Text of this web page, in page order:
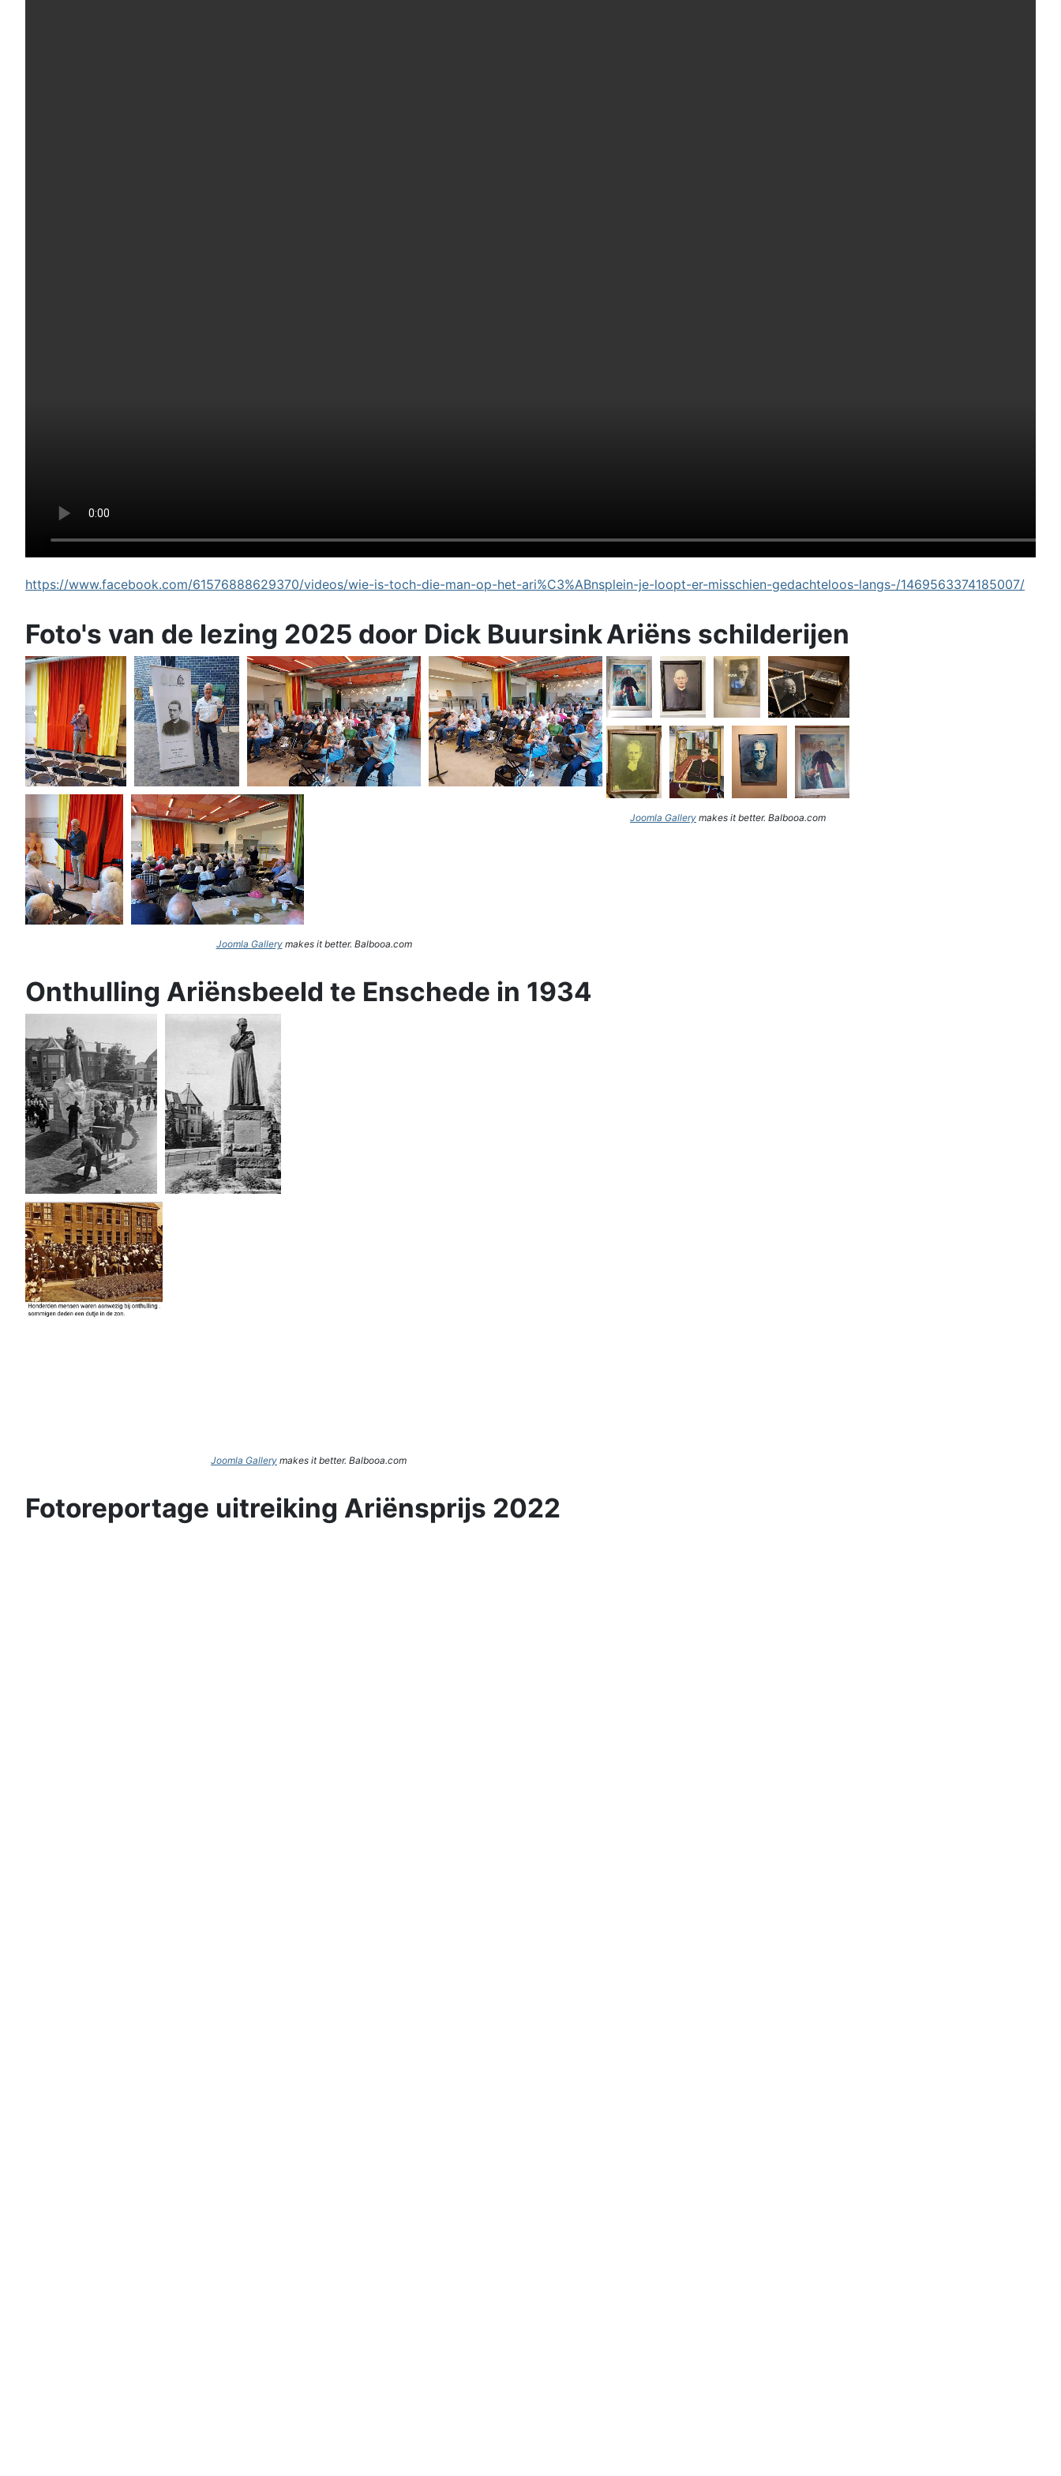
https://www.facebook.com/61576888629370/videos/wie-is-toch-die-man-op-het-ari%C3%ABnsplein-je-loopt-er-misschien-gedachteloos-langs-/1469563374185007/
Foto's van de lezing 2025 door Dick Buursink
Joomla Gallerymakes it better. Balbooa.com
Ariëns schilderijen
Joomla Gallery makes it better. Balbooa.com
Onthulling Ariënsbeeld te Enschede in 1934
Joomla Gallery makes it better. Balbooa.com
Fotoreportage uitreiking Ariënsprijs 2022